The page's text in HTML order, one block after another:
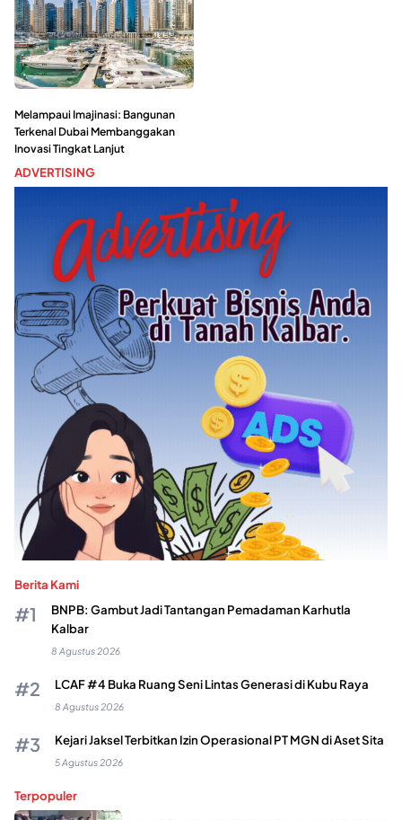
Melampaui Imajinasi: Bangunan
Terkenal Dubai Membanggakan
Inovasi Tingkat Lanjut
ADVERTISING
Berita Kami
BNPB: Gambut Jadi Tantangan Pemadaman Karhutla
Kalbar
8 Agustus 2026
LCAF #4 Buka Ruang Seni Lintas Generasi di Kubu Raya
8 Agustus 2026
Kejari Jaksel Terbitkan Izin Operasional PT MGN di Aset Sita
5 Agustus 2026
Terpopuler